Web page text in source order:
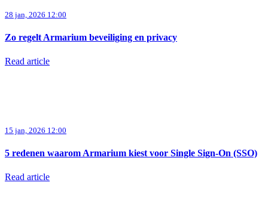
28 jan, 2026 12:00
Zo regelt Armarium beveiliging en privacy
Read article
15 jan, 2026 12:00
5 redenen waarom Armarium kiest voor Single Sign-On (SSO)
Read article